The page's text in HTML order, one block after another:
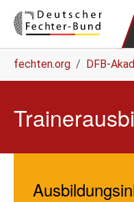
fechten.org DFB-